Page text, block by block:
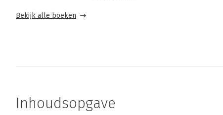
Bekijk alle boeken
Inhoudsopgave